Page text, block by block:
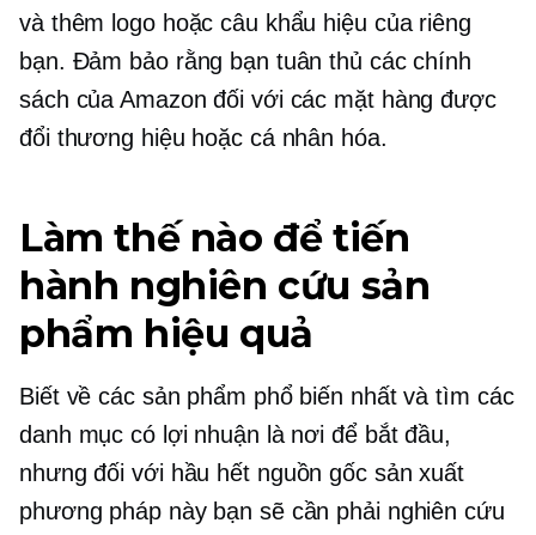
và thêm logo hoặc câu khẩu hiệu của riêng
bạn. Đảm bảo rằng bạn tuân thủ các chính
sách của Amazon đối với các mặt hàng được
đổi thương hiệu hoặc cá nhân hóa.
Làm thế nào để tiến
hành nghiên cứu sản
phẩm hiệu quả
Biết về các sản phẩm phổ biến nhất và tìm các
danh mục có lợi nhuận là nơi để bắt đầu,
nhưng đối với hầu hết nguồn gốc sản xuất
phương pháp này bạn sẽ cần phải nghiên cứu